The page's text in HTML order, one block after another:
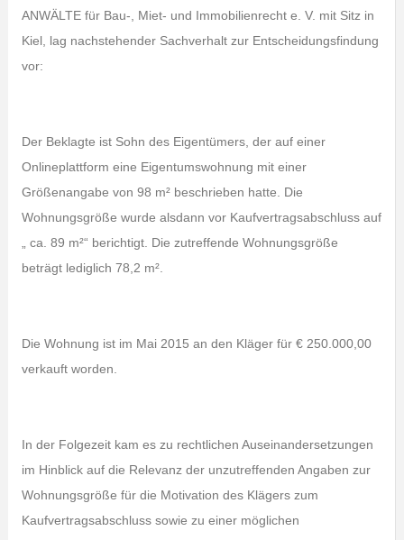
ANWÄLTE für Bau-, Miet- und Immobilienrecht e. V. mit Sitz in
Kiel, lag nachstehender Sachverhalt zur Entscheidungsfindung
vor:
Der Beklagte ist Sohn des Eigentümers, der auf einer
Onlineplattform eine Eigentumswohnung mit einer
Größenangabe von 98 m² beschrieben hatte. Die
Wohnungsgröße wurde alsdann vor Kaufvertragsabschluss auf
„ ca. 89 m²“ berichtigt. Die zutreffende Wohnungsgröße
beträgt lediglich 78,2 m².
Die Wohnung ist im Mai 2015 an den Kläger für € 250.000,00
verkauft worden.
In der Folgezeit kam es zu rechtlichen Auseinandersetzungen
im Hinblick auf die Relevanz der unzutreffenden Angaben zur
Wohnungsgröße für die Motivation des Klägers zum
Kaufvertragsabschluss sowie zu einer möglichen